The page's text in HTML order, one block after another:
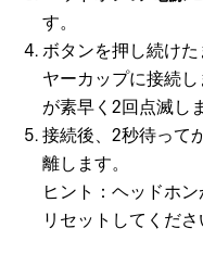
す。
ボタンを押し続け
ヤーカップに接続
が素早く2回点滅し
接続後、2秒待って
離します。
ヒント：ヘッドホ
リセットしてくださ